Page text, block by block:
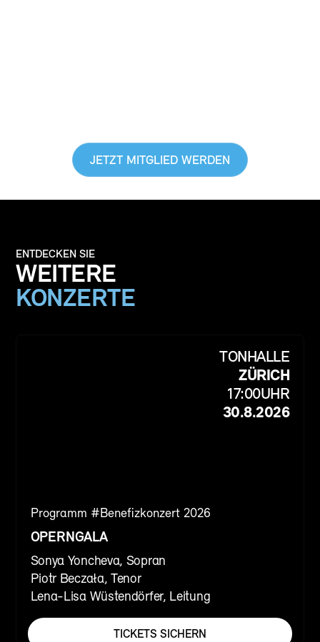
JETZT MITGLIED WERDEN
ENTDECKEN SIE
WEITERE
KONZERTE
TONHALLE
ZÜRICH
17:00UHR
30.8.2026
Programm #Benefizkonzert 2026
OPERNGALA
Sonya Yoncheva, Sopran
Piotr Beczała, Tenor
Lena-Lisa Wüstendörfer, Leitung
TICKETS SICHERN